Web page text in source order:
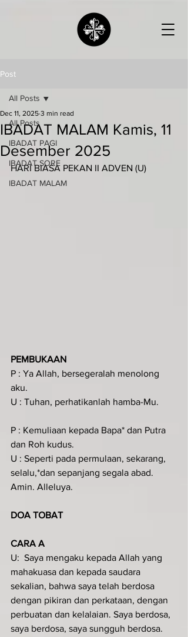
Post
All Posts
IBADAT PAGI
IBADAT SORE
IBADAT MALAM
All Posts
IBADAT MALAM Kamis, 11
Desember 2025
Dec 11, 2025 3 min read
HARI BIASA PEKAN II ADVEN (U)
PEMBUKAAN
P : Ya Allah, bersegeralah menolong
aku.
U : Tuhan, perhatikanlah hamba-Mu.
P : Kemuliaan kepada Bapa* dan Putra
dan Roh kudus.
U : Seperti pada permulaan, sekarang,
selalu,*dan sepanjang segala abad.
Amin. Alleluya.
DOA TOBAT
CARA A
U:  Saya mengaku kepada Allah yang
mahakuasa dan kepada saudara
sekalian, bahwa saya telah berdosa
dengan pikiran dan perkataan, dengan
perbuatan dan kelalaian. Saya berdosa,
saya berdosa, saya sungguh berdosa.